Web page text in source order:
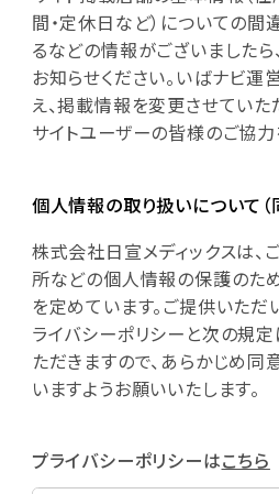
間・定休日など）についての間
るなどの情報がございましたら
お知らせください。いばナビ
え、掲載情報を変更させていた
サイトユーザーの皆様のご協力
個人情報の取り扱いについて（
株式会社日宣メディックスは、
所などの個人情報の保護のた
を定めています。ご提供いた
ライバシーポリシーと次の規
ただきますので、あらかじめ同
いますようお願いいたします。
プライバシーポリシーはこちら